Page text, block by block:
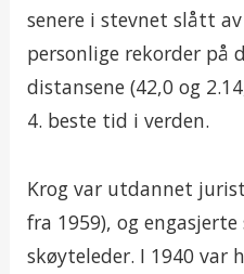
senere i stevnet slått
personlige rekorder på
distansene (42,0 og
4. beste tid i verden.
Krog var utdannet
fra 1959), og engasjerte
skøyteleder. I 1940 var